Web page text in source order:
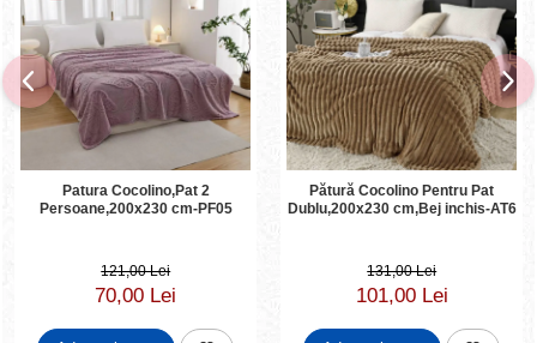
Patura Cocolino,Pat 2
Persoane,200x230 cm-PF05
121,00 Lei
70,00 Lei
Pătură Cocolino Pentru Pat
Dublu,200x230 cm,Bej inchis-AT6
131,00 Lei
101,00 Lei